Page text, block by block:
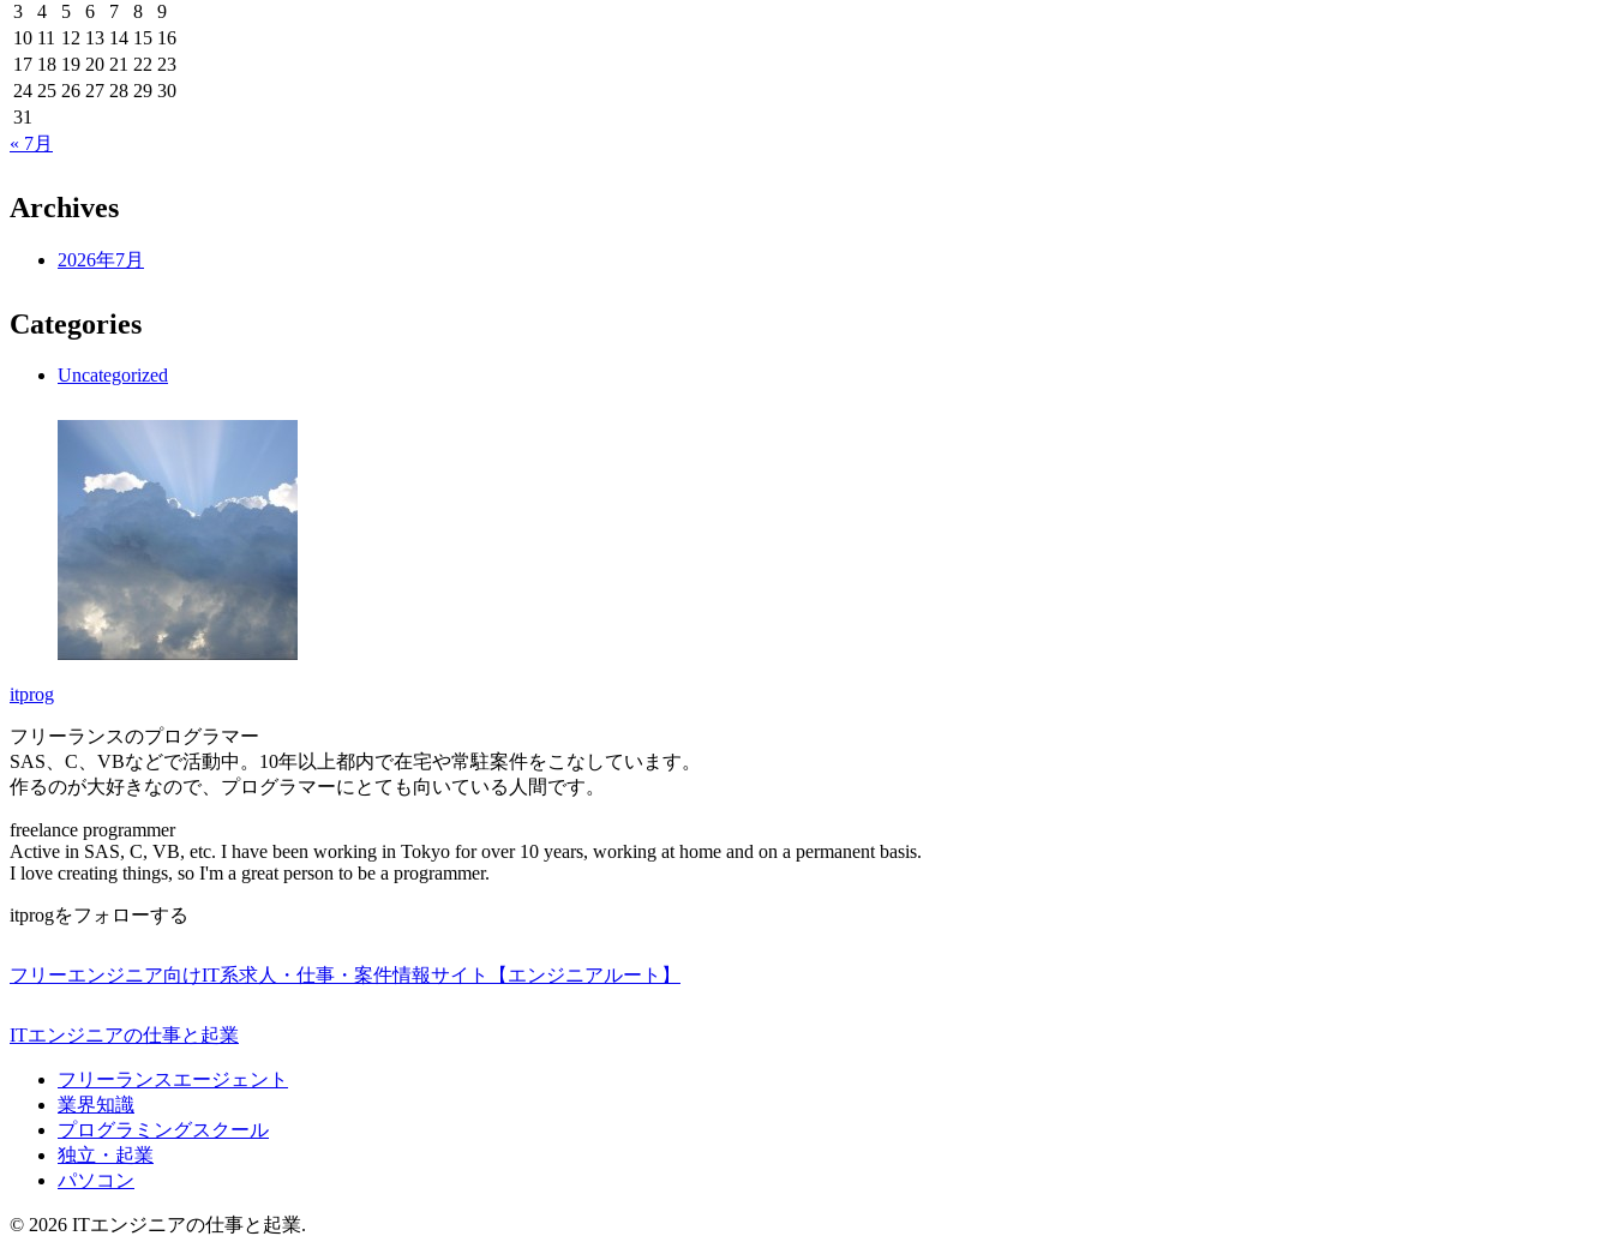
3
4 5 6 7 8
9
10 11 12 13 14 15 16
17 18 19 20 21 22 23
24 25 26 27 28 29 30
31
« 7月
Archives
2026年7月
Categories
Uncategorized
itprog
フリーランスのプログラマー
SAS、C、VBなどで活動中。10年以上都内で在宅や常駐案件をこなしています。
作るのが大好きなので、プログラマーにとても向いている人間です。
freelance programmer
Active in SAS, C, VB, etc. I have been working in Tokyo for over 10 years, working at home and on a permanent basis.
I love creating things, so I'm a great person to be a programmer.
itprogをフォローする
フリーエンジニア向けIT系求人・仕事・案件情報サイト【エンジニアルート】
ITエンジニアの仕事と起業
フリーランスエージェント
業界知識
プログラミングスクール
独立・起業
パソコン
© 2026 ITエンジニアの仕事と起業.